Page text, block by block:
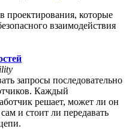
проектирования, которые
взаимодействия
запросы последовательно
Каждый
решает, может ли он
и стоит ли передавать